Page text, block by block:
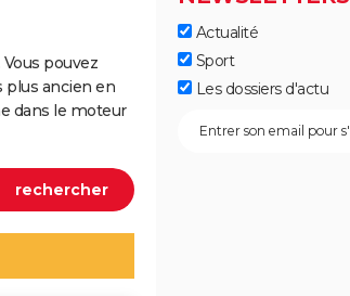
pouvez
plus ancien en
dans le moteur
Actualité
Sport
Les dossiers d'actu